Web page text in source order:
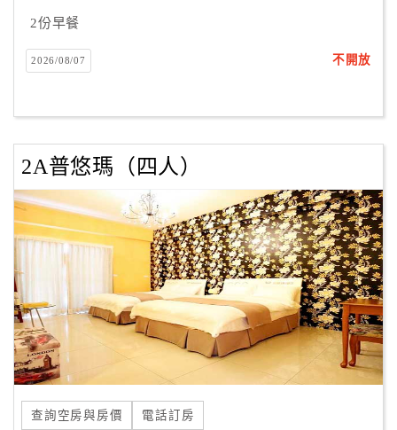
店
作
商
合
作
伴
計
劃
商
品
宣
2份早餐
2026/08/07 不開放
2A普悠瑪（四人）
查詢空房與房價 電話訂房